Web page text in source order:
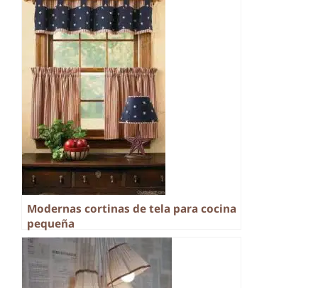
Modernas cortinas de tela para cocina
pequeña